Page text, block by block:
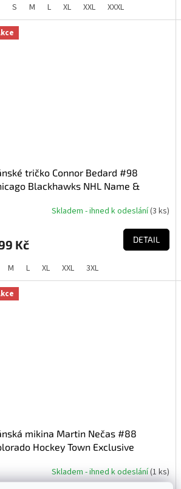
L 10 - 130 - 140 Dětské XL 12 - 142 - 152
S M L XL XXL XXXL
tričko Connor Bedard #98
Blackhawks NHL Name &
Skladem - ihned k odeslání(3 ks)
Kč DETAIL
M L XL XXL 3XL
mikina Martin Nečas #88
Hockey Town Exclusive
Skladem - ihned k odeslání(1 ks)